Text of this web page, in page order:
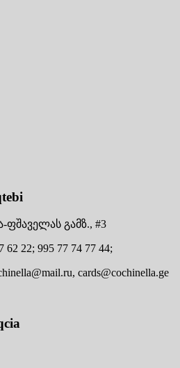
ფშაველას გამზ., #3
62 22; 995 77 74 77 44;
cards@cochinella.ge